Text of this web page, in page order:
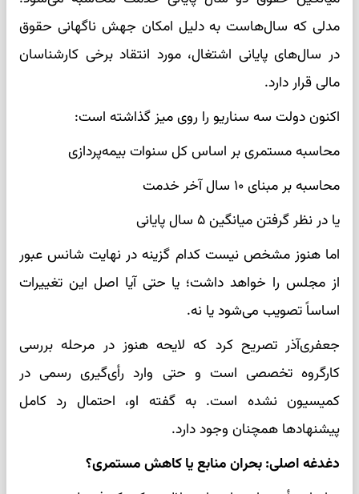
مدلی که سال‌هاست به دلیل امکان جهش ناگهانی حقوق
در سال‌های پایانی اشتغال، مورد انتقاد برخی کارشناسان
مالی قرار دارد.
اکنون دولت سه سناریو را روی میز گذاشته است:
محاسبه مستمری بر اساس کل سنوات بیمه‌پردازی
محاسبه بر مبنای ۱۰ سال آخر خدمت
یا در نظر گرفتن میانگین ۵ سال پایانی
اما هنوز مشخص نیست کدام گزینه در نهایت شانس عبور
از مجلس را خواهد داشت؛ یا حتی آیا اصل این تغییرات
اساساً تصویب می‌شود یا نه.
جعفری‌آذر تصریح کرد که لایحه هنوز در مرحله بررسی
کارگروه تخصصی است و حتی وارد رأی‌گیری رسمی در
کمیسیون نشده است. به گفته او، احتمال رد کامل
پیشنهادها همچنان وجود دارد.
دغدغه اصلی: بحران منابع یا کاهش مستمری؟